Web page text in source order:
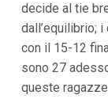
decide al tie
dall’equilibrio;
con il 15-12
sono 27
queste